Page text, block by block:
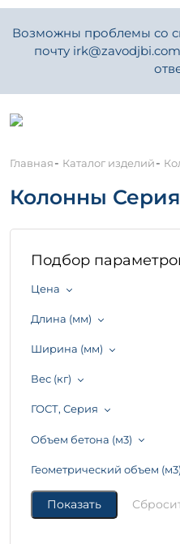
Возможны проблемы со
почту
Главная- Каталог изделий-
Колонны
Подбор
Цена
Длина (мм)
Ширина (мм)
Вес (кг)
ГОСТ, Серия
Объем бетона (м3)
Геометрический объем (м3)